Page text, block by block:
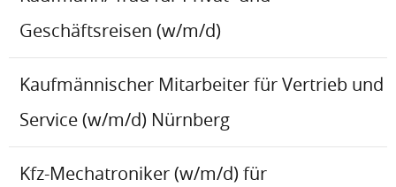
Geschäftsreisen (w/m/d)
Kaufmännischer Mitarbeiter für Vertrieb und
Service (w/m/d) Nürnberg
Kfz-Mechatroniker (w/m/d) für